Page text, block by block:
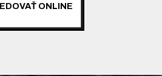
ONLINE